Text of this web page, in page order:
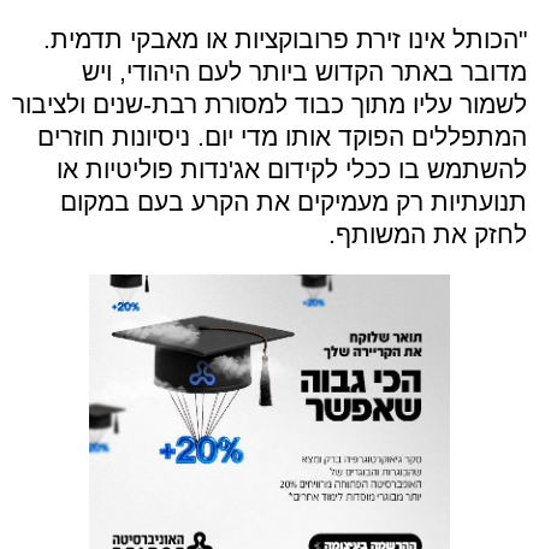
"הכותל אינו זירת פרובוקציות או מאבקי תדמית.
מדובר באתר הקדוש ביותר לעם היהודי, ויש
לשמור עליו מתוך כבוד למסורת רבת-שנים ולציבור
המתפללים הפוקד אותו מדי יום. ניסיונות חוזרים
להשתמש בו ככלי לקידום אג'נדות פוליטיות או
תנועתיות רק מעמיקים את הקרע בעם במקום
לחזק את המשותף.